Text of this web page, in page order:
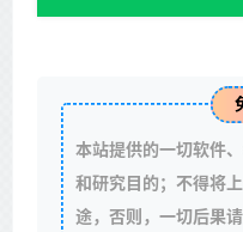
本站提供的一切软件
和研究目的；不得将
途，否则，一切后果